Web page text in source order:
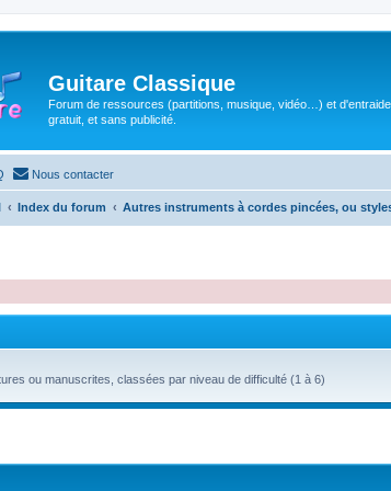
Guitare Classique
Forum de ressources (partitions, musique, vidéo…) et
gratuit, et sans publicité.
Nous contacter
Index du forum Autres instruments à cordes pincées, ou
ou manuscrites, classées par niveau de difficulté (1 à 6)